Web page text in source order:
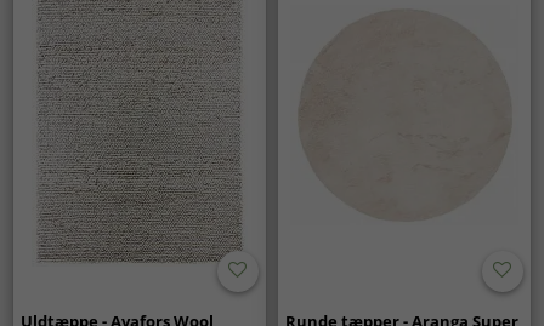
Uldtæppe - Avafors Wool
Runde tæpper - Aranga Super